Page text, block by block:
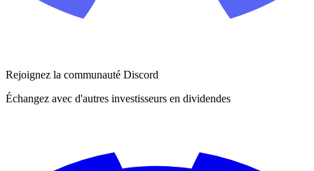
Rejoignez la communauté Discord
Échangez avec d'autres investisseurs en dividendes